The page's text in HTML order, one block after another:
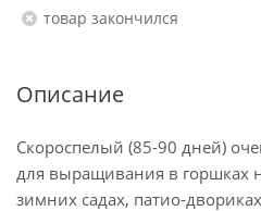
Товар закончился
Описание
Скороспелый (85-90 дней)
для выращивания в горшках
зимних садах, патио-